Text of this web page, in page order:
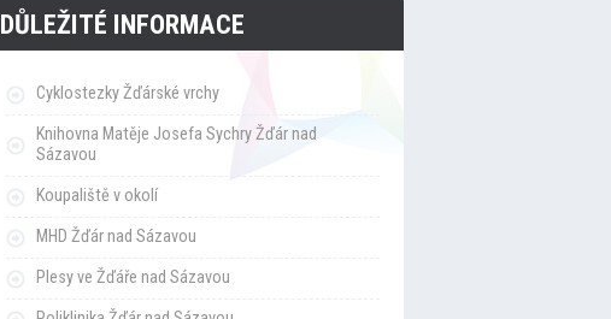
DŮLEŽITÉ INFORMACE
Cyklostezky Žďárské vrchy
Knihovna Matěje Josefa Sychry Žďár nad
Sázavou
Koupaliště v okolí
MHD Žďár nad Sázavou
Plesy ve Žďáře nad Sázavou